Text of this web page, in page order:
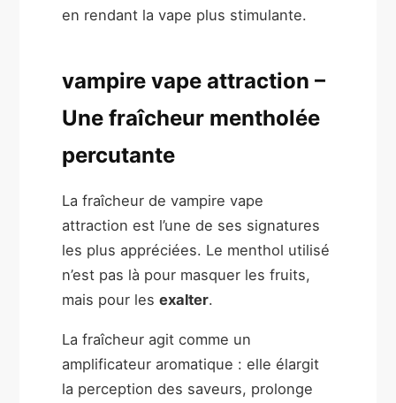
en rendant la vape plus stimulante.
vampire vape attraction –
Une fraîcheur mentholée
percutante
La fraîcheur de vampire vape
attraction est l’une de ses signatures
les plus appréciées. Le menthol utilisé
n’est pas là pour masquer les fruits,
mais pour lesexalter.
La fraîcheur agit comme un
amplificateur aromatique : elle élargit
la perception des saveurs, prolonge